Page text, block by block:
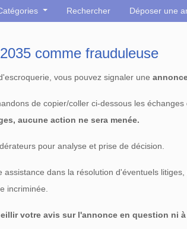
Rechercher Déposer une
comme frauduleuse
vous pouvez signaler une
de copier/coller ci-dessous les
aucune action ne sera menée.
pour analyse et prise de décision.
dans la résolution d'éventuels
incriminée.
votre avis sur l'annonce en question ni